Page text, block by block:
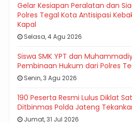
Gelar Kesiapan Peralatan dan
Polres Tegal Kota Antisipasi
Kapal
Selasa, 4 Agu 2026
Siswa SMK YPT dan
Pembinaan Hukum dari Polres
Senin, 3 Agu 2026
190 Peserta Resmi Lulus Diklat
Ditbinmas Polda Jateng
Jumat, 31 Jul 2026